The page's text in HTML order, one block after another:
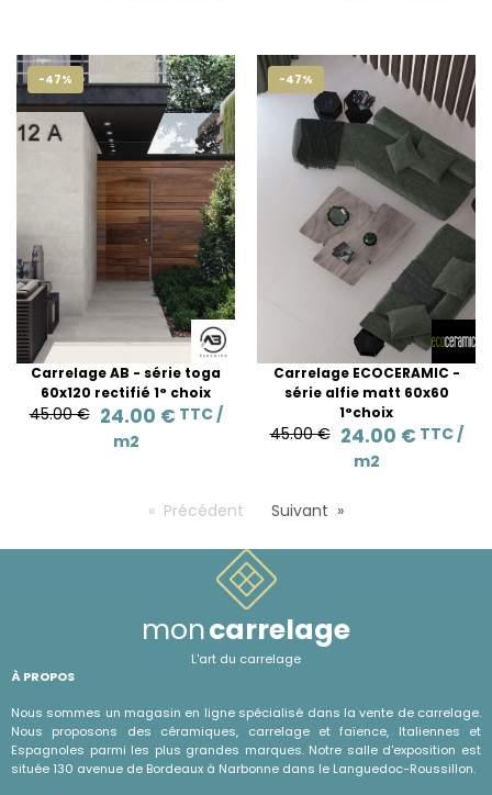
-47%
Carrelage AB - série toga
60x120 rectifié 1° choix
45.00 € 24.00 € TTC /
m2
-47%
Carrelage ECOCERAMIC -
série alfie matt 60x60
1°choix
45.00 € 24.00 € TTC /
m2
Précédent Suivant
moncarrelage
L'art du carrelage
À PROPOS
Nous sommes un magasin en ligne spécialisé dans la vente de carrelage.
Nous proposons des céramiques, carrelage et faïence, Italiennes et
Espagnoles parmi les plus grandes marques. Notre salle d'exposition est
située 130 avenue de Bordeaux à Narbonne dans le Languedoc-Roussillon.